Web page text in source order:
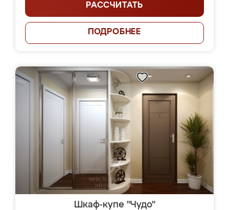
РАССЧИТАТЬ
ПОДРОБНЕЕ
Шкаф-купе "Чудо"